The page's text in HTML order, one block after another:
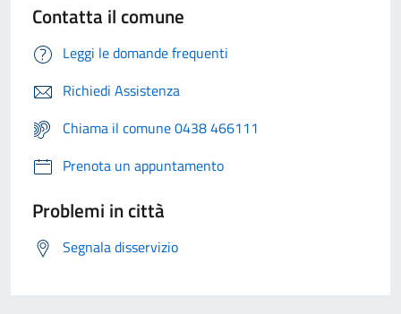
Contatta il comune
Leggi le domande frequenti
Richiedi Assistenza
Chiama il comune 0438 466111
Prenota un appuntamento
Problemi in città
Segnala disservizio